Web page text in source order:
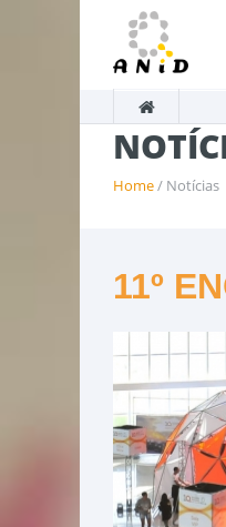
Home/ Notícias
11º